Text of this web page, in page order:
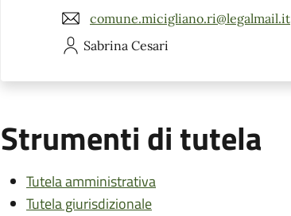
comune.micigliano.ri@legalmail.it
Sabrina Cesari
Strumenti di tutela
Tutela amministrativa
Tutela giurisdizionale